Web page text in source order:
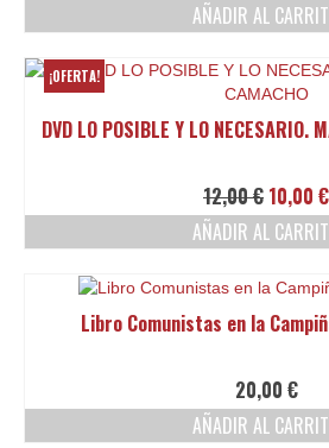
AÑADIR AL
¡OFERTA!
DVD LO POSIBLE Y LO NECESARIO.
12,00€ El
precio
original
12,00
10,00 €El
AÑADIR AL
Libro Comunistas en la
20,00 €
AÑADIR AL